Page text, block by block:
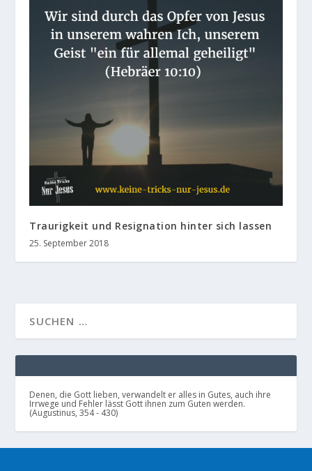
Traurigkeit und Resignation hinter sich lassen
25. September 2018
Denen, die Gott lieben, verwandelt er alles in Gutes, auch ihre
Irrwege und Fehler lässt Gott ihnen zum Guten werden.
(Augustinus, 354 - 430)